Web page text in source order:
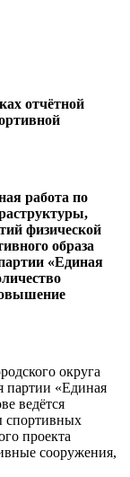
отчётной
работа по
физической
образа
«Единая
округа
партии «Единая
ведётся
спортивных
проекта
сооружения,